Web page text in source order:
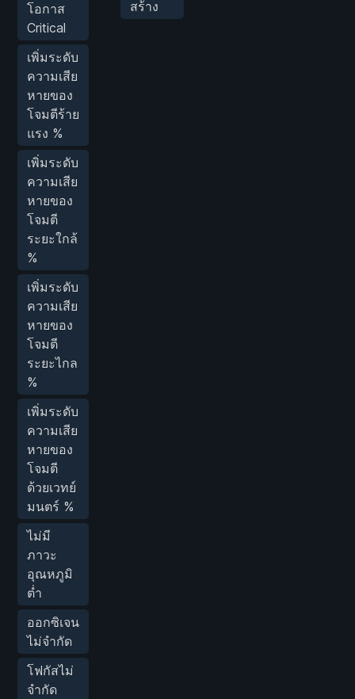
โอกาส
Critical
เพิ่มระดับ
ความเสีย
หายของ
โจมตีร้าย
แรง %
เพิ่มระดับ
ความเสีย
หายของ
โจมตี
ระยะใกล้
%
เพิ่มระดับ
ความเสีย
หายของ
โจมตี
ระยะไกล
%
เพิ่มระดับ
ความเสีย
หายของ
โจมตี
ด้วยเวทย์
มนตร์ %
ไม่มี
ภาวะ
อุณหภูมิ
ต่ำ
ออกซิเจน
ไม่จำกัด
โฟกัสไม่
จำกัด
สร้าง